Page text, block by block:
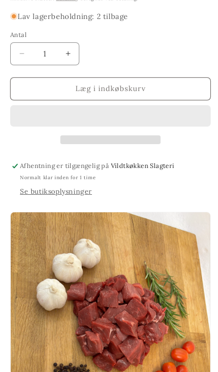
Lav lagerbeholdning: 2 tilbage
Antal
Reducer
antallet
for
småkød
Øg
antallet
for
Lamme
småkød
Læg i indkøbskurv
Afhentning er tilgængelig på Vildtkøkken Slagteri
Normalt klar inden for 1 time
Se butiksoplysninger